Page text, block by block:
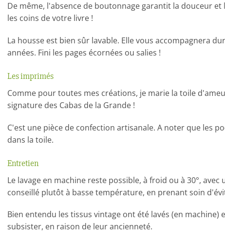
De même, l'absence de boutonnage garantit la douceur
les coins de votre livre !
La housse est bien sûr lavable. Elle vous accompagnera
années. Fini les pages écornées ou salies !
Les imprimés
Comme pour toutes mes créations, je marie la toile
signature des Cabas de la Grande !
C'est une pièce de confection artisanale. A noter que les
dans la toile.
Entretien
Le lavage en machine reste possible, à froid ou à 30°,
conseillé plutôt à basse température, en prenant soin
Bien entendu les tissus vintage ont été lavés (en
subsister, en raison de leur ancienneté.